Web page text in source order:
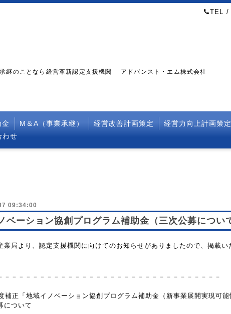
TEL /
継のことなら経営革新認定支援機関 アドバンスト・エム株式会社
M＆A（事業承継） 経営改善計画策定 経営力向上計画策定
わせ
09:34:00
ベーション協創プログラム補助金（三次公募につい
業局より、認定支援機関に向けてのお知らせがありましたので、掲載い
－－－－－－－－－－－－－－－－－－－－－－－－－－－－－－－
補正「地域イノベーション協創プログラム補助金 （新事業展開実現可能
について